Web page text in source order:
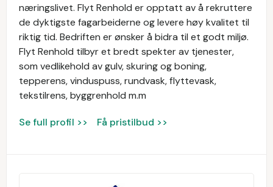
næringslivet. Flyt Renhold er opptatt av å rekruttere
de dyktigste fagarbeiderne og levere høy kvalitet til
riktig tid. Bedriften er ønsker å bidra til et godt miljø.
Flyt Renhold tilbyr et bredt spekter av tjenester,
som vedlikehold av gulv, skuring og boning,
tepperens, vinduspuss, rundvask, flyttevask,
tekstilrens, byggrenhold m.m
Se full profil >> Få pristilbud >>